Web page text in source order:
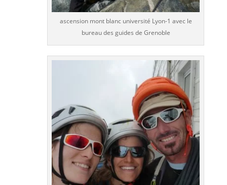
ascension mont blanc université Lyon-1 avec le
bureau des guides de Grenoble